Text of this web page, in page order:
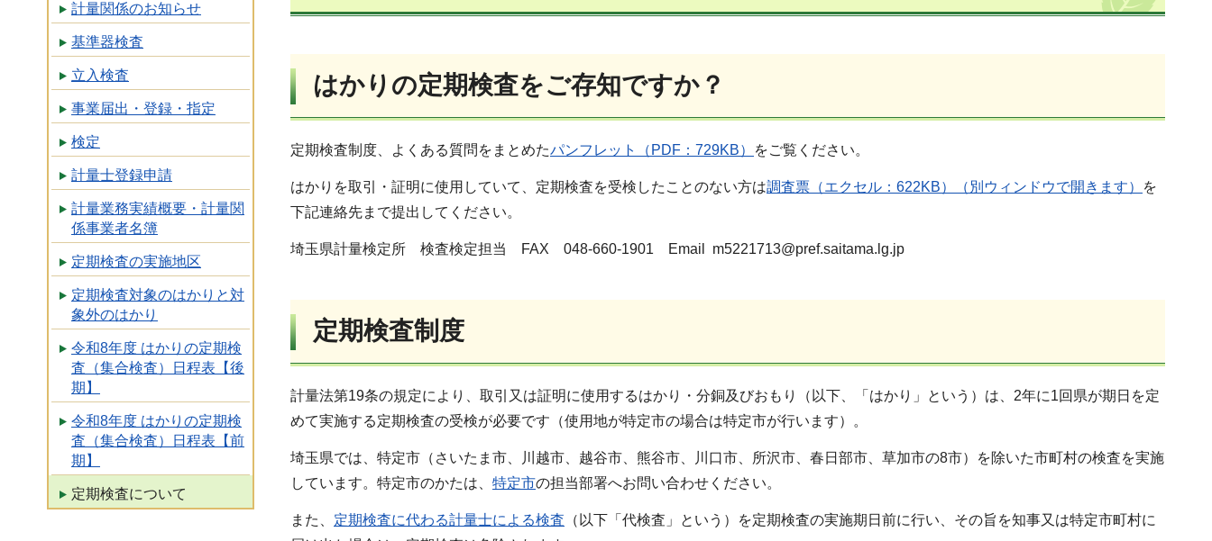
計量関係のお知らせ
基準器検査
立入検査
事業届出・登録・指定
検定
計量士登録申請
計量業務実績概要・計量関
係事業者名簿
定期検査の実施地区
定期検査対象のはかりと対
象外のはかり
令和8年度 はかりの定期検
査（集合検査）日程表【後
期】
令和8年度 はかりの定期検
査（集合検査）日程表【前
期】
定期検査について
はかりの定期検査をご存知ですか？
定期検査制度、よくある質問をまとめたパンフレット（PDF：729KB） をご覧ください。
はかりを取引・証明に使用していて、定期検査を受検したことのない方は調査票（エクセル：622KB）（別ウィンドウで開きます）
を
下記連絡先まで提出してください。
埼玉県計量検定所 検査検定担当 FAX 048-660-1901 Email m5221713@pref.saitama.lg.jp
定期検査制度
計量法第19条の規定により、取引又は証明に使用するはかり・分銅及びおもり（以下、「はかり」という）は、2年に1回県が期日を定
めて実施する定期検査の受検が必要です（使用地が特定市の場合は特定市が行います）。
埼玉県では、特定市（さいたま市、川越市、越谷市、熊谷市、川口市、所沢市、春日部市、草加市の8市）を除いた市町村の検査を実施
しています。特定市のかたは、 特定市の担当部署へお問い合わせください。
また、 定期検査に代わる計量士による検査 （以下「代検査」という）を定期検査の実施期日前に行い、その旨を知事又は特定市町村に